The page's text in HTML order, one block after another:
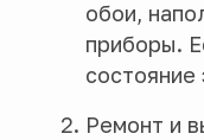
обои,
приборы.
состояние
Ремонт и